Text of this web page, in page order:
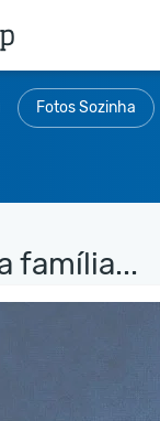
Fotos Sozinha
família...